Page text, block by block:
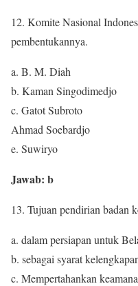
12. Komite Nasional
pembentukannya.
a. B. M. Diah
b. Kaman Singodimedjo
c. Gatot Subroto
Ahmad Soebardjo
e. Suwiryo
Jawab: b
13. Tujuan pendirian badan
a. dalam persiapan untuk
b. sebagai syarat
c. Mempertahankan